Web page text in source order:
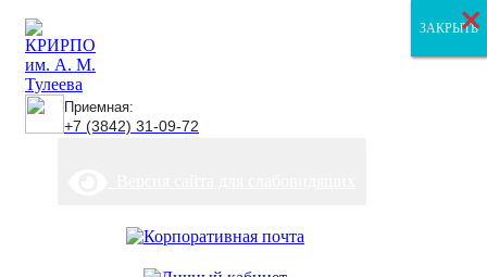
Приемная:
+7 (3842) 31-09-72
ЗАКРЫТЬ
ЗАКРЫТЬ
ЗАКРЫТЬ
×
×
×